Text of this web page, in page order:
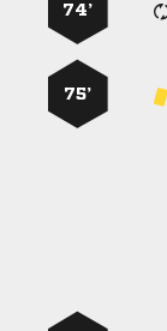
74’
75’